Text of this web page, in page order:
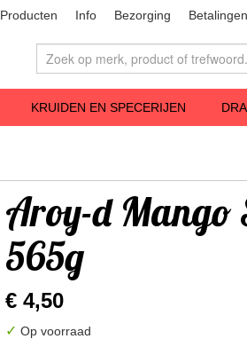
Producten Info Bezorging Betalingen
KRUIDEN EN SPECERIJEN
Aroy-d Mango
565g
€ 4,50
✓ Op voorraad